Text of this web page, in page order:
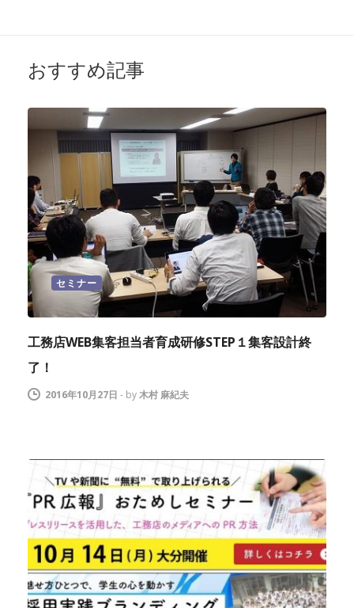
おすすめ記事
セミナー
工務店WEB集客担当者育成研修STEP１集客設計終
了！
2016年10月27日 - by木村 麻紀夫